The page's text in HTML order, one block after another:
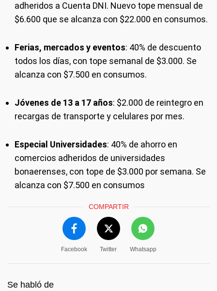
adheridos a Cuenta DNI. Nuevo tope mensual de
$6.600 que se alcanza con $22.000 en consumos.
Ferias, mercados y eventos: 40% de descuento
todos los días, con tope semanal de $3.000. Se
alcanza con $7.500 en consumos.
Jóvenes de 13 a 17 años: $2.000 de reintegro en
recargas de transporte y celulares por mes.
Especial Universidades: 40% de ahorro en
comercios adheridos de universidades
bonaerenses, con tope de $3.000 por semana. Se
alcanza con $7.500 en consumos
COMPARTIR
Facebook Twitter Whatsapp
Se habló de